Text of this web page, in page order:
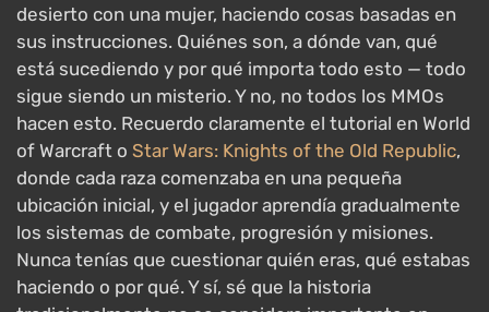
desierto con una mujer, haciendo cosas basadas en
sus instrucciones. Quiénes son, a dónde van, qué
está sucediendo y por qué importa todo esto — todo
sigue siendo un misterio. Y no, no todos los MMOs
hacen esto. Recuerdo claramente el tutorial en World
of Warcraft o Star Wars: Knights of the Old Republic,
donde cada raza comenzaba en una pequeña
ubicación inicial, y el jugador aprendía gradualmente
los sistemas de combate, progresión y misiones.
Nunca tenías que cuestionar quién eras, qué estabas
haciendo o por qué. Y sí, sé que la historia